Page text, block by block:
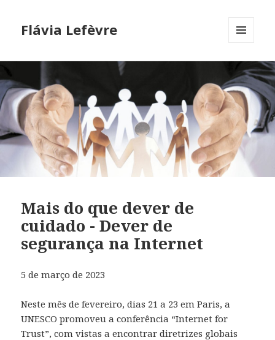
Flávia Lefèvre
WIDGETS
Mais do que dever de
cuidado - Dever de
segurança na Internet
5 de março de 2023
Neste mês de fevereiro, dias 21 a 23 em Paris, a
UNESCO promoveu a conferência “Internet for
Trust”, com vistas a encontrar diretrizes globais